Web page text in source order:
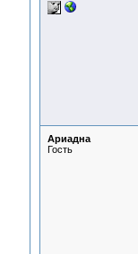
Ариадна
Гость